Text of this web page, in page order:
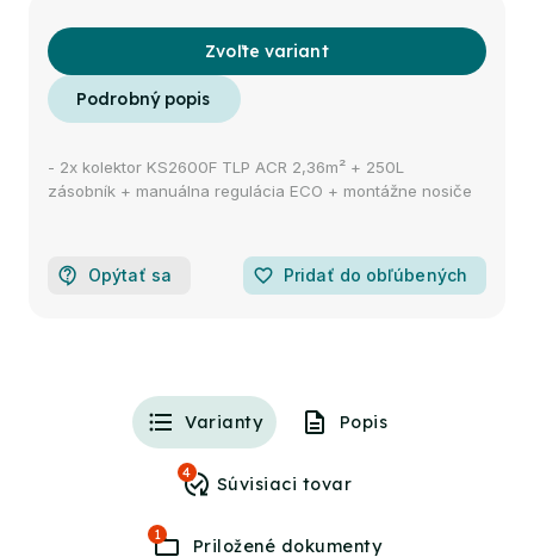
Zvoľte variant
- 2x kolektor KS2600F TLP ACR 2,36m² + 250L
zásobník + manuálna regulácia ECO + montážne nosiče
Opýtať sa favorite_border Pridať do obľúbených
Varianty Popis
4
1